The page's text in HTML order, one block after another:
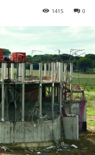
0
1415